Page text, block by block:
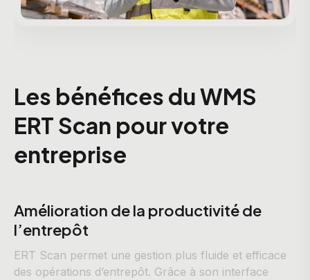
Les bénéfices du WMS
ERT Scan pour votre
entreprise
Amélioration de la productivité de
l’entrepôt
ERT Scan permet une gestion plus fluide et efficace
des opérations d’entrepôt. Grâce à son interface